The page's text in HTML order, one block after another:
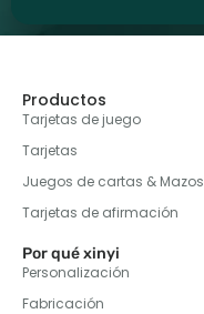
Productos
Tarjetas de juego
Tarjetas
Juegos de cartas & Mazos
Tarjetas de afirmación
Por qué xinyi
Personalización
Fabricación